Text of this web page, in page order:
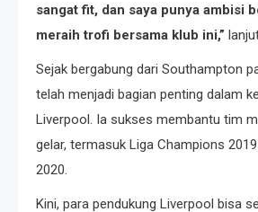
sangat fit, dan saya punya ambisi
meraih trofi bersama klub ini,”
Sejak bergabung dari Southampton
telah menjadi bagian penting dalam
Liverpool. Ia sukses membantu tim
gelar, termasuk Liga Champions
2020.
Kini, para pendukung Liverpool bisa